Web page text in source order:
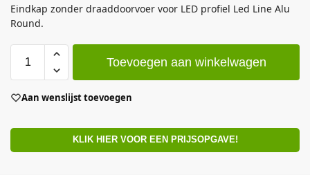
Eindkap zonder draaddoorvoer voor LED profiel Led Line Alu
Round.
Toevoegen aan winkelwagen
Aan wenslijst toevoegen
KLIK HIER VOOR EEN PRIJSOPGAVE!